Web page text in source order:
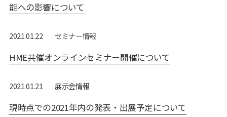
能への影響について
2021.01.22 セミナー情報
HME共催オンラインセミナー開催について
2021.01.21 展⽰会情報
現時点での2021年内の発表・出展予定について